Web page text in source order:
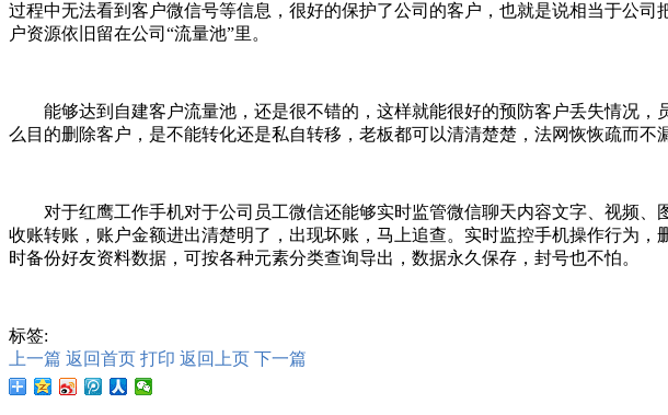
过程中无法看到客户微信号等信息，很好的保护了公司的客户，也就是说相当于公
户资源依旧留在公司“流量池”里。
能够达到自建客户流量池，还是很不错的，这样就能很好的预防客户丢失情况
么目的删除客户，是不能转化还是私自转移，老板都可以清清楚楚，法网恢恢疏而不
对于红鹰工作手机对于公司员工微信还能够实时监管微信聊天内容文字、视频
收账转账，账户金额进出清楚明了，出现坏账，马上追查。实时监控手机操作行为
时备份好友资料数据，可按各种元素分类查询导出，数据永久保存，封号也不怕。
标签:
上一篇 返回首页 打印 返回上页 下一篇